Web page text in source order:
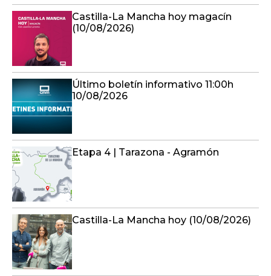
Castilla-La Mancha hoy magacín
(10/08/2026)
Último boletín informativo 11:00h
10/08/2026
Etapa 4 | Tarazona - Agramón
Castilla-La Mancha hoy (10/08/2026)